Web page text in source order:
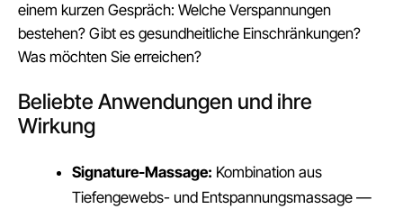
einem kurzen Gespräch: Welche Verspannungen
bestehen? Gibt es gesundheitliche Einschränkungen?
Was möchten Sie erreichen?
Beliebte Anwendungen und ihre
Wirkung
Signature-Massage: Kombination aus
Tiefengewebs- und Entspannungsmassage —